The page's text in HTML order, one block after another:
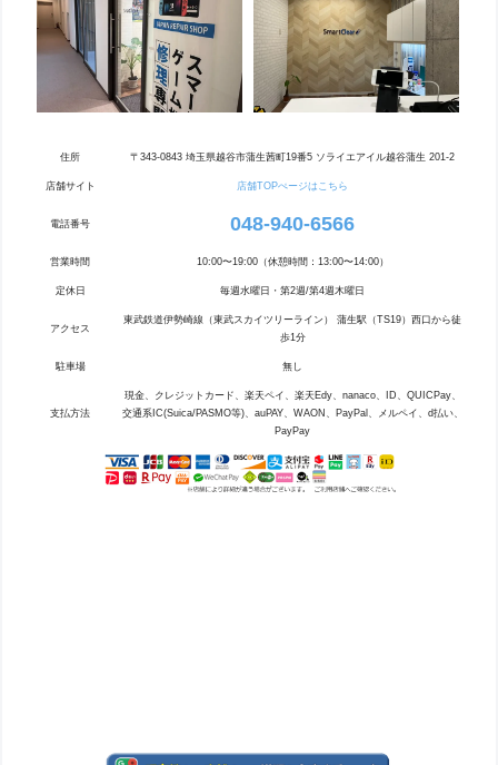
住所 〒343-0843 埼玉県越谷市蒲生茜町19番5 ソライエアイル越谷蒲生 201-2
店舗サイト 店舗TOPぺージはこちら
電話番号 048-940-6566
営業時間 10:00〜19:00（休憩時間：13:00〜14:00）
定休日 毎週水曜日・第2週/第4週木曜日
アクセス
東武鉄道伊勢崎線（東武スカイツリーライン） 蒲生駅（TS19）西口から徒
歩1分
駐車場 無し
支払方法
現金、クレジットカード、楽天ペイ、楽天Edy、nanaco、ID、QUICPay、
交通系IC(Suica/PASMO等)、auPAY、WAON、PayPal、メルペイ、d払い、
PayPay